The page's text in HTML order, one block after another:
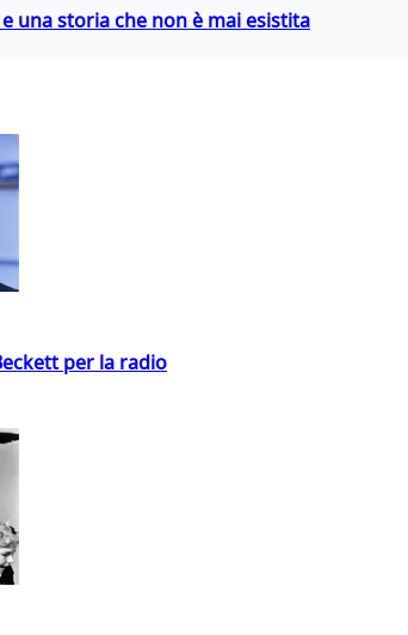
una storia che non è mai esistita
per la radio